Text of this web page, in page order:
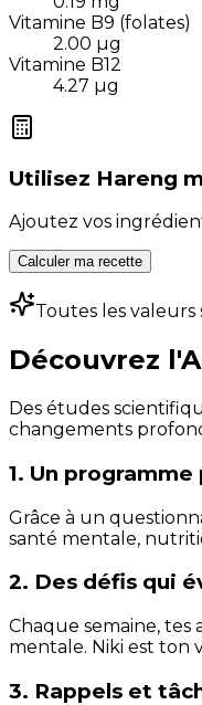
Vitamine B9 (folates)
2.00 µg
Vitamine B12
4.27 µg
Utilisez Hareng
Ajoutez vos
Calculer ma recette
Toutes les
Découvrez
Des études
changements
1. Un
Grâce à un
santé mentale,
2. Des défis qui
Chaque semaine,
mentale. Niki est ton
3. Rappels et